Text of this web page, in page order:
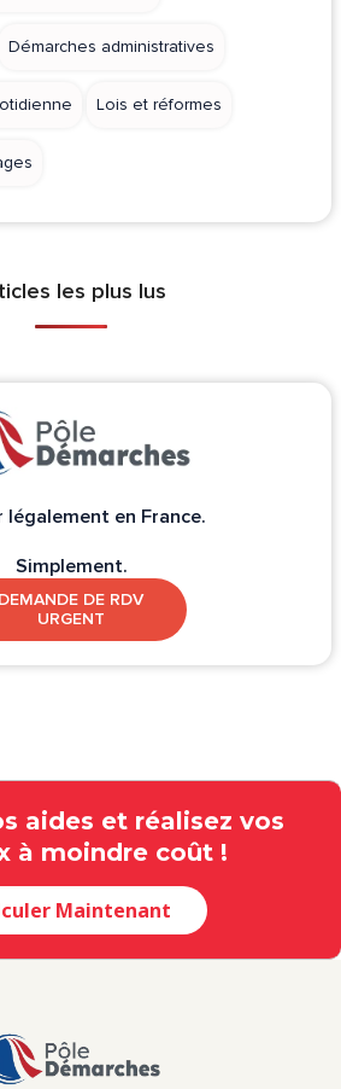
Démarches administratives
Lois et réformes
les plus lus
légalement en France.
Simplement.
DEMANDE DE RDV
URGENT
aides et réalisez vos
à moindre coût !
Maintenant